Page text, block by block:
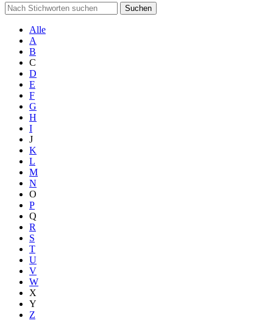
Suchen
Alle
A
B
C
D
E
F
G
H
I
J
K
L
M
N
O
P
Q
R
S
T
U
V
W
X
Y
Z